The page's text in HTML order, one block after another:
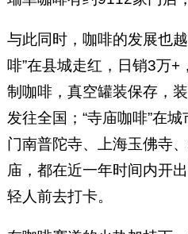
与此同时，咖啡的发展也
啡”在县城走红，日销3万
制咖啡，真空罐装保存，
发往全国；“寺庙咖啡”在
门南普陀寺、上海玉佛寺
庙，都在近一年时间内开
轻人前去打卡。